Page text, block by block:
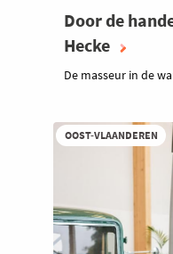
Door de
Hecke
De masseur in de
OOST-VLAANDEREN